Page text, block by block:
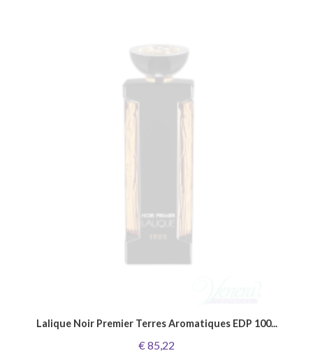
Lalique Noir Premier Terres Aromatiques EDP 100...
€ 85,22